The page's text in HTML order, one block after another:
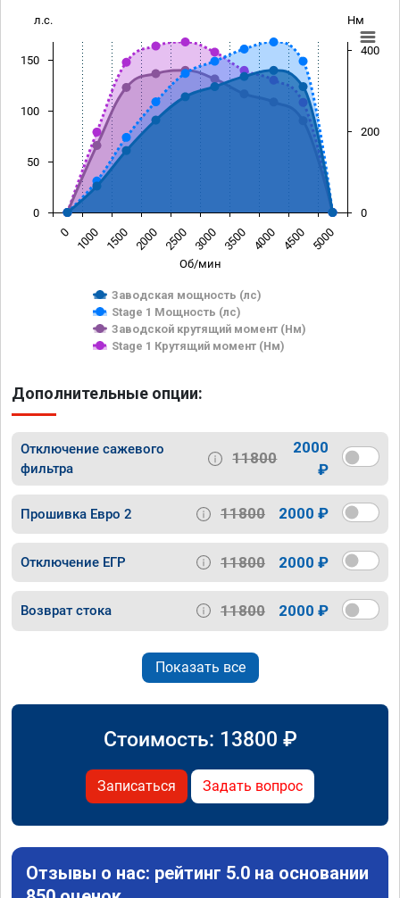
Об/мин
л.с. Нм
Заводская мощность (лс)
Stage 1 Мощность (лс)
Заводской крутящий момент (Нм)
Stage 1 Крутящий момент (Нм)
0 1000 1500 2000 2500 3000 3500 4000 4500 5000
0
50
100
150
0
200
400
Дополнительные опции:
Отключение сажевого
фильтра
11800
2000
₽
Прошивка Евро 2 11800 2000 ₽
Отключение ЕГР 11800 2000 ₽
Возврат стока 11800 2000 ₽
Показать все
Стоимость: 13800 ₽
Записаться Задать вопрос
Отзывы о нас: рейтинг 5.0 на основании